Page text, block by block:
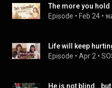
Episode • Feb 24 •
Episode • Apr 2 •